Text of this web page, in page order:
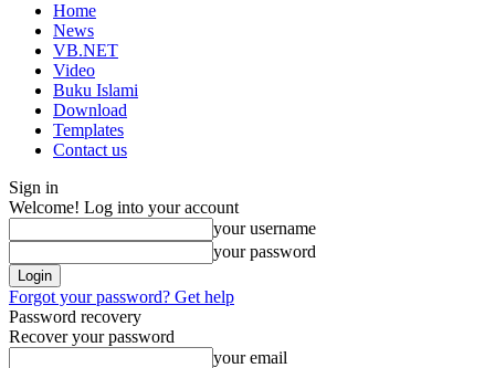
Home
News
VB.NET
Video
Buku Islami
Download
Templates
Contact us
Sign in
Welcome! Log into your account
your username
your password
Forgot your password? Get help
Password recovery
Recover your password
your email